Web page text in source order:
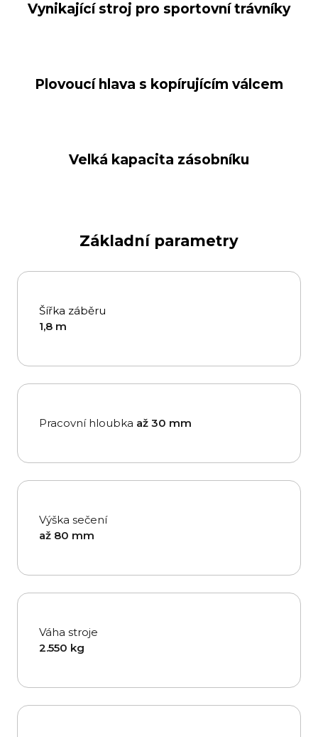
Vynikající stroj pro sportovní trávníky
Plovoucí hlava s kopírujícím válcem
Velká kapacita zásobníku
Základní parametry
Šířka záběru
1,8 m
Pracovní hloubka až 30 mm
Výška sečení
až 80 mm
Váha stroje
2.550 kg